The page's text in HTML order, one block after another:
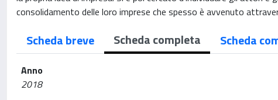
consolidamento delle loro imprese che spesso è avvenuto
Scheda breve Scheda completa Scheda
Anno
2018